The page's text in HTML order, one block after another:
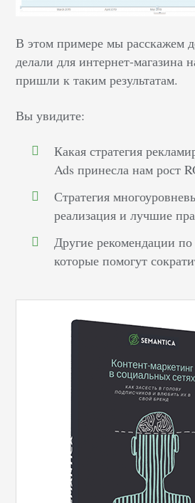
В этом примере мы расскажем
делали для интернет-магазина
пришли к таким результатам.
Вы увидите:
Какая стратегия
Ads принесла нам рост
Стратегия
реализация и лучшие
Другие рекомендации
которые помогут